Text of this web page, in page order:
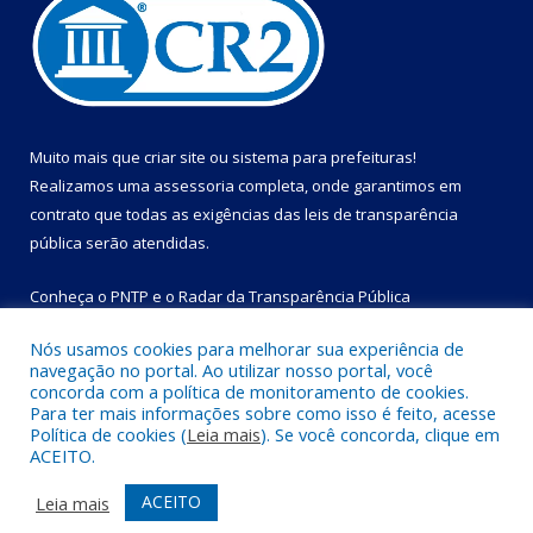
Muito mais que criar site ou sistema para prefeituras!
Realizamos uma assessoria completa, onde garantimos em
contrato que todas as exigências das leis de transparência
pública serão atendidas.
Conheça o PNTP e o Radar da Transparência Pública
Todos os direitos reservados a Prefeitura Municipal de Bom
Jesus do Tocantins.
Mapa do Site
Acessar Área Administrativa
Acessar Webmail
Nós usamos cookies para melhorar sua experiência de
navegação no portal. Ao utilizar nosso portal, você
concorda com a política de monitoramento de cookies.
Para ter mais informações sobre como isso é feito, acesse
Política de cookies (Leia mais). Se você concorda, clique em
ACEITO.
Leia mais
ACEITO